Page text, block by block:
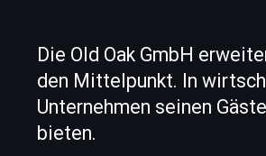
Die Old Oak GmbH
den Mittelpunkt. In
Unternehmen seinen
bieten.